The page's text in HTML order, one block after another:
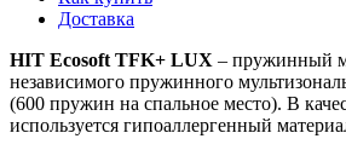
Доставка
HIT Ecosoft TFK+ LUX – пружинный
независимого пружинного
(600 пружин на спальное место). В
используется гипоаллергенный